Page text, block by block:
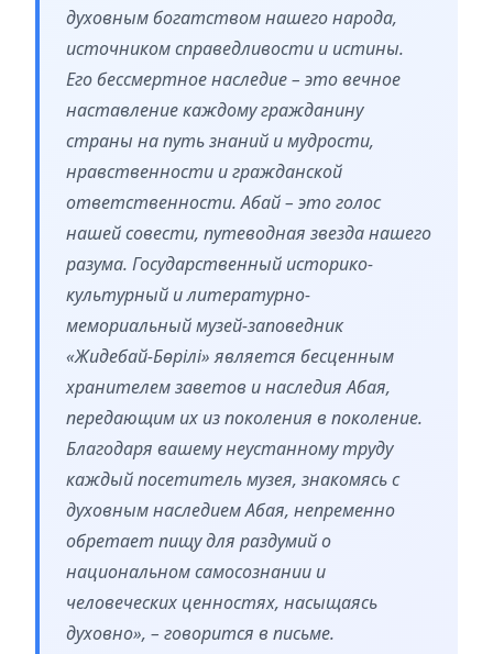
духовным богатством нашего народа,
источником справедливости и истины.
Его бессмертное наследие – это вечное
наставление каждому гражданину
страны на путь знаний и мудрости,
нравственности и гражданской
ответственности. Абай – это голос
нашей совести, путеводная звезда нашего
разума. Государственный историко-
культурный и литературно-
мемориальный музей-заповедник
«Жидебай-Бөрілі» является бесценным
хранителем заветов и наследия Абая,
передающим их из поколения в поколение.
Благодаря вашему неустанному труду
каждый посетитель музея, знакомясь с
духовным наследием Абая, непременно
обретает пищу для раздумий о
национальном самосознании и
человеческих ценностях, насыщаясь
духовно», – говорится в письме.